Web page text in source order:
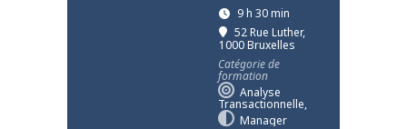
9 h 30 min
52 Rue Luther,
1000 Bruxelles
Catégorie de
formation
Analyse
Transactionnelle,
Manager